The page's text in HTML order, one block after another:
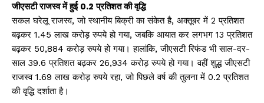
जीएसटी राजस्व में हुई 0.2 प्रतिशत की वृद्धि
सकल घरेलू राजस्व, जो स्थानीय बिक्री का संकेत है, अक्तूबर में 2 प्रतिशत
बढ़कर 1.45 लाख करोड़ रुपये हो गया, जबकि आयात कर लगभग 13 प्रतिशत
बढ़कर 50,884 करोड़ रुपये हो गया। हालांकि, जीएसटी रिफंड भी साल-दर-
साल 39.6 प्रतिशत बढ़कर 26,934 करोड़ रुपये हो गया। वहीं शुद्ध जीएसटी
राजस्व 1.69 लाख करोड़ रुपये रहा, जो पिछले वर्ष की तुलना में 0.2 प्रतिशत
की वृद्धि दर्शाता है।